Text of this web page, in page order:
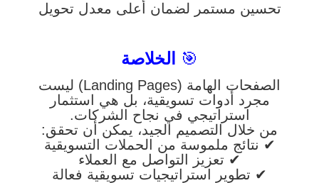
تحسين مستمر لضمان أعلى معدل تحويل
🎯 الخلاصة
الصفحات الهامة (Landing Pages) ليست
مجرد أدوات تسويقية، بل هي استثمار
استراتيجي في نجاح الشركات.
من خلال التصميم الجيد، يمكن أن تحقق:
✔ نتائج ملموسة من الحملات التسويقية
✔ تعزيز التواصل مع العملاء
✔ تطوير استراتيجيات تسويقية فعالة